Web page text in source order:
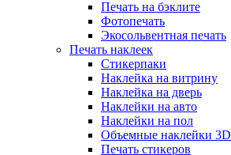
Печать на бэклите
Фотопечать
Экосольвентная печать
Печать наклеек
Стикерпаки
Наклейка на витрину
Наклейка на дверь
Наклейки на авто
Наклейки на пол
Объемные наклейки 3D
Печать стикеров